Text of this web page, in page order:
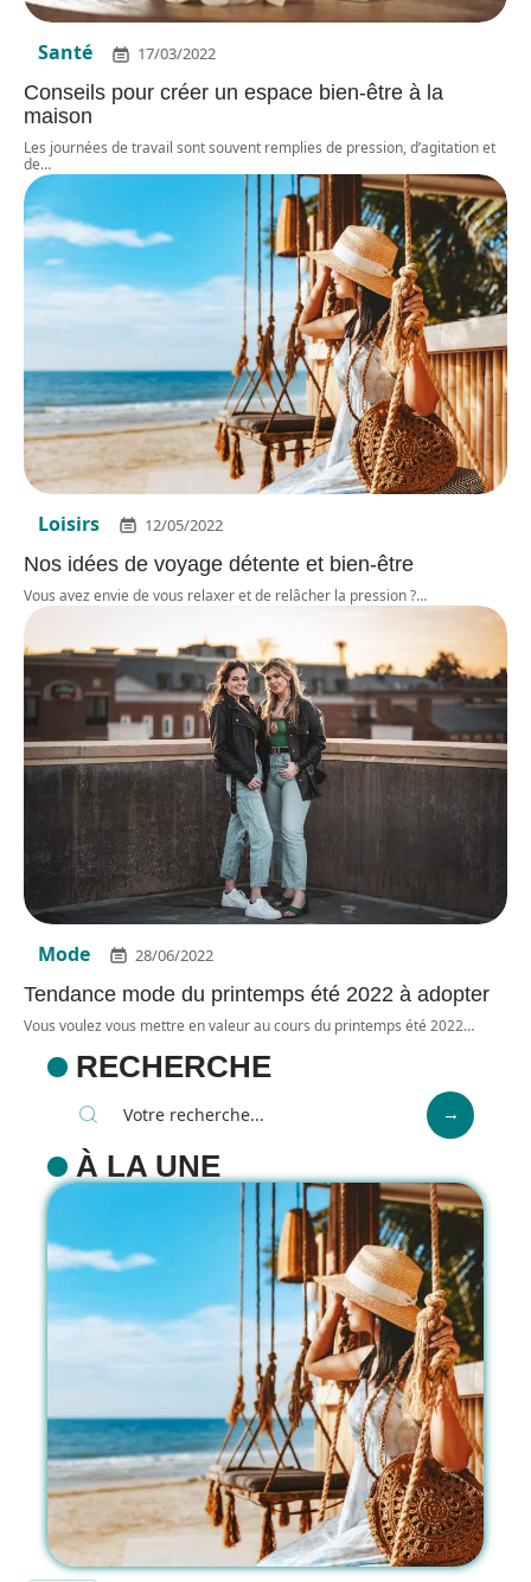
Santé 17/03/2022
Conseils pour créer un espace bien-être à la
maison
Les journées de travail sont souvent remplies de pression, d’agitation et
de…
Loisirs 12/05/2022
Nos idées de voyage détente et bien-être
Vous avez envie de vous relaxer et de relâcher la pression ?…
Mode 28/06/2022
Tendance mode du printemps été 2022 à adopter
Vous voulez vous mettre en valeur au cours du printemps été 2022…
RECHERCHE
À LA UNE